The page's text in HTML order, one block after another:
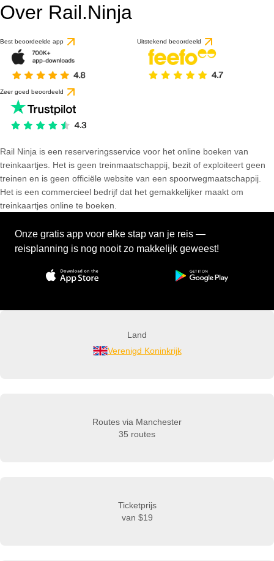
Over Rail.Ninja
Best beoordeelde app Uitstekend beoordeeld
Zeer goed beoordeeld
Rail Ninja is een reserveringsservice voor het online boeken van
treinkaartjes. Het is geen treinmaatschappij, bezit of exploiteert geen
treinen en is geen officiële website van een spoorwegmaatschappij.
Het is een commercieel bedrijf dat het gemakkelijker maakt om
treinkaartjes online te boeken.
Onze gratis app voor elke stap van je reis —
reisplanning is nog nooit zo makkelijk geweest!
Land
Verenigd Koninkrijk
Routes via Manchester
35 routes
Ticketprijs
van $19